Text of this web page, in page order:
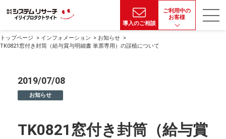
導入のご相談
ご利用中の
お客様
トップページ インフォメーション
お知らせ
TK0821窓付き封筒（給与賞与明細書 単票専用）の誤植について
2019/07/08
お知らせ
TK0821窓付き封筒（給与賞